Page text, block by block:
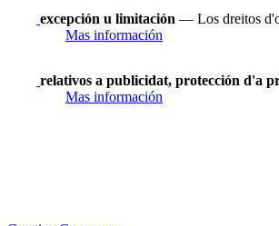
excepción u limitación — Los dreitos
Mas información
relativos a publicidat, protección d'a
Mas información